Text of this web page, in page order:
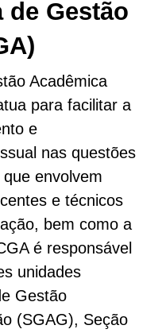
de Gestão
Acadêmica
para facilitar a
e
nas questões
envolvem
e técnicos
bem como a
é responsável
unidades
Gestão
(SGAG), Seção